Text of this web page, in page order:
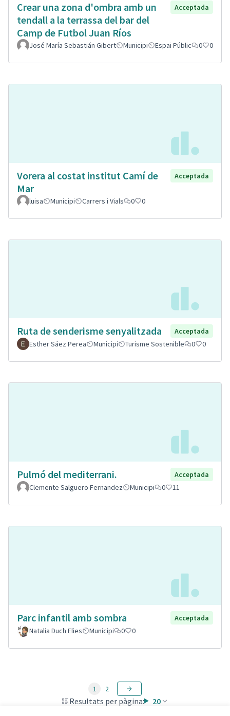
Crear una zona d'ombra amb un
tendall a la terrassa del bar del
Camp de Futbol Juan Ríos
Acceptada
José María Sebastián Gibert Municipi Espai Públic 0 0
Vorera al costat institut Camí de
Mar
Acceptada
luisa Municipi Carrers i Vials 0 0
Ruta de senderisme senyalitzada
Acceptada
Esther Sáez Perea
Municipi Turisme Sostenible 0 0
Pulmó del mediterrani.
Acceptada
Clemente Salguero Fernandez
Municipi 0 11
Parc infantil amb sombra
Acceptada
Natalia Duch Elies
Municipi 0 0
Resultats per pàgina: 20
1 2